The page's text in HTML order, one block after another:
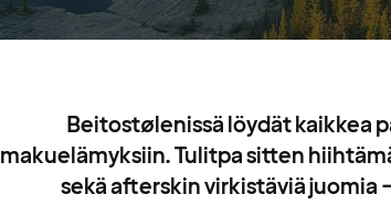
Beitostølenissä löydät kaikkea
makuelämyksiin. Tulitpa sitten
sekä afterskin virkistäviä